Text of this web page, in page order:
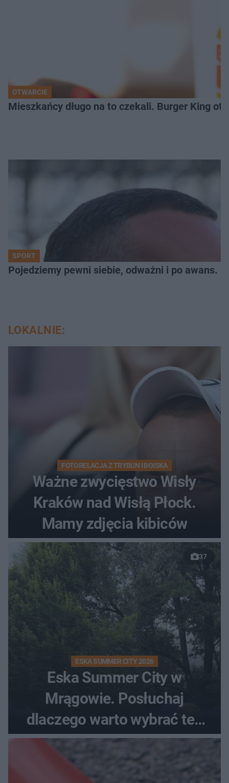
OTWARCIE
Mieszkańcy długo na to czekali. Burger King
SPORT
Pojedziemy pewni siebie, odważni i po awans.
LOKALNIE:
FOTORELACJA Z TRYBUN I BOISKA
Ważne zwycięstwo Wisły
Kraków nad Wisłą Płock.
Mamy zdjęcia kibiców
37
ESKA SUMMER CITY 2026
Eska Summer City w
Mrągowie. Posłuchaj
dlaczego warto wybrać ten
kierunek na urlop!